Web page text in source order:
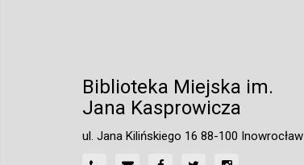
Biblioteka Miejska im.
Jana Kasprowicza
ul. Jana Kilińskiego 16 88-100 Inowrocław